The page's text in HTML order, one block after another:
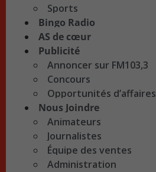
Sports
Bingo Radio
AS de cœur
Publicité
Annoncer sur FM103,3
Concours
Opportunités d’affaires
Nous Joindre
Animateurs
Journalistes
Équipe des ventes
Administration